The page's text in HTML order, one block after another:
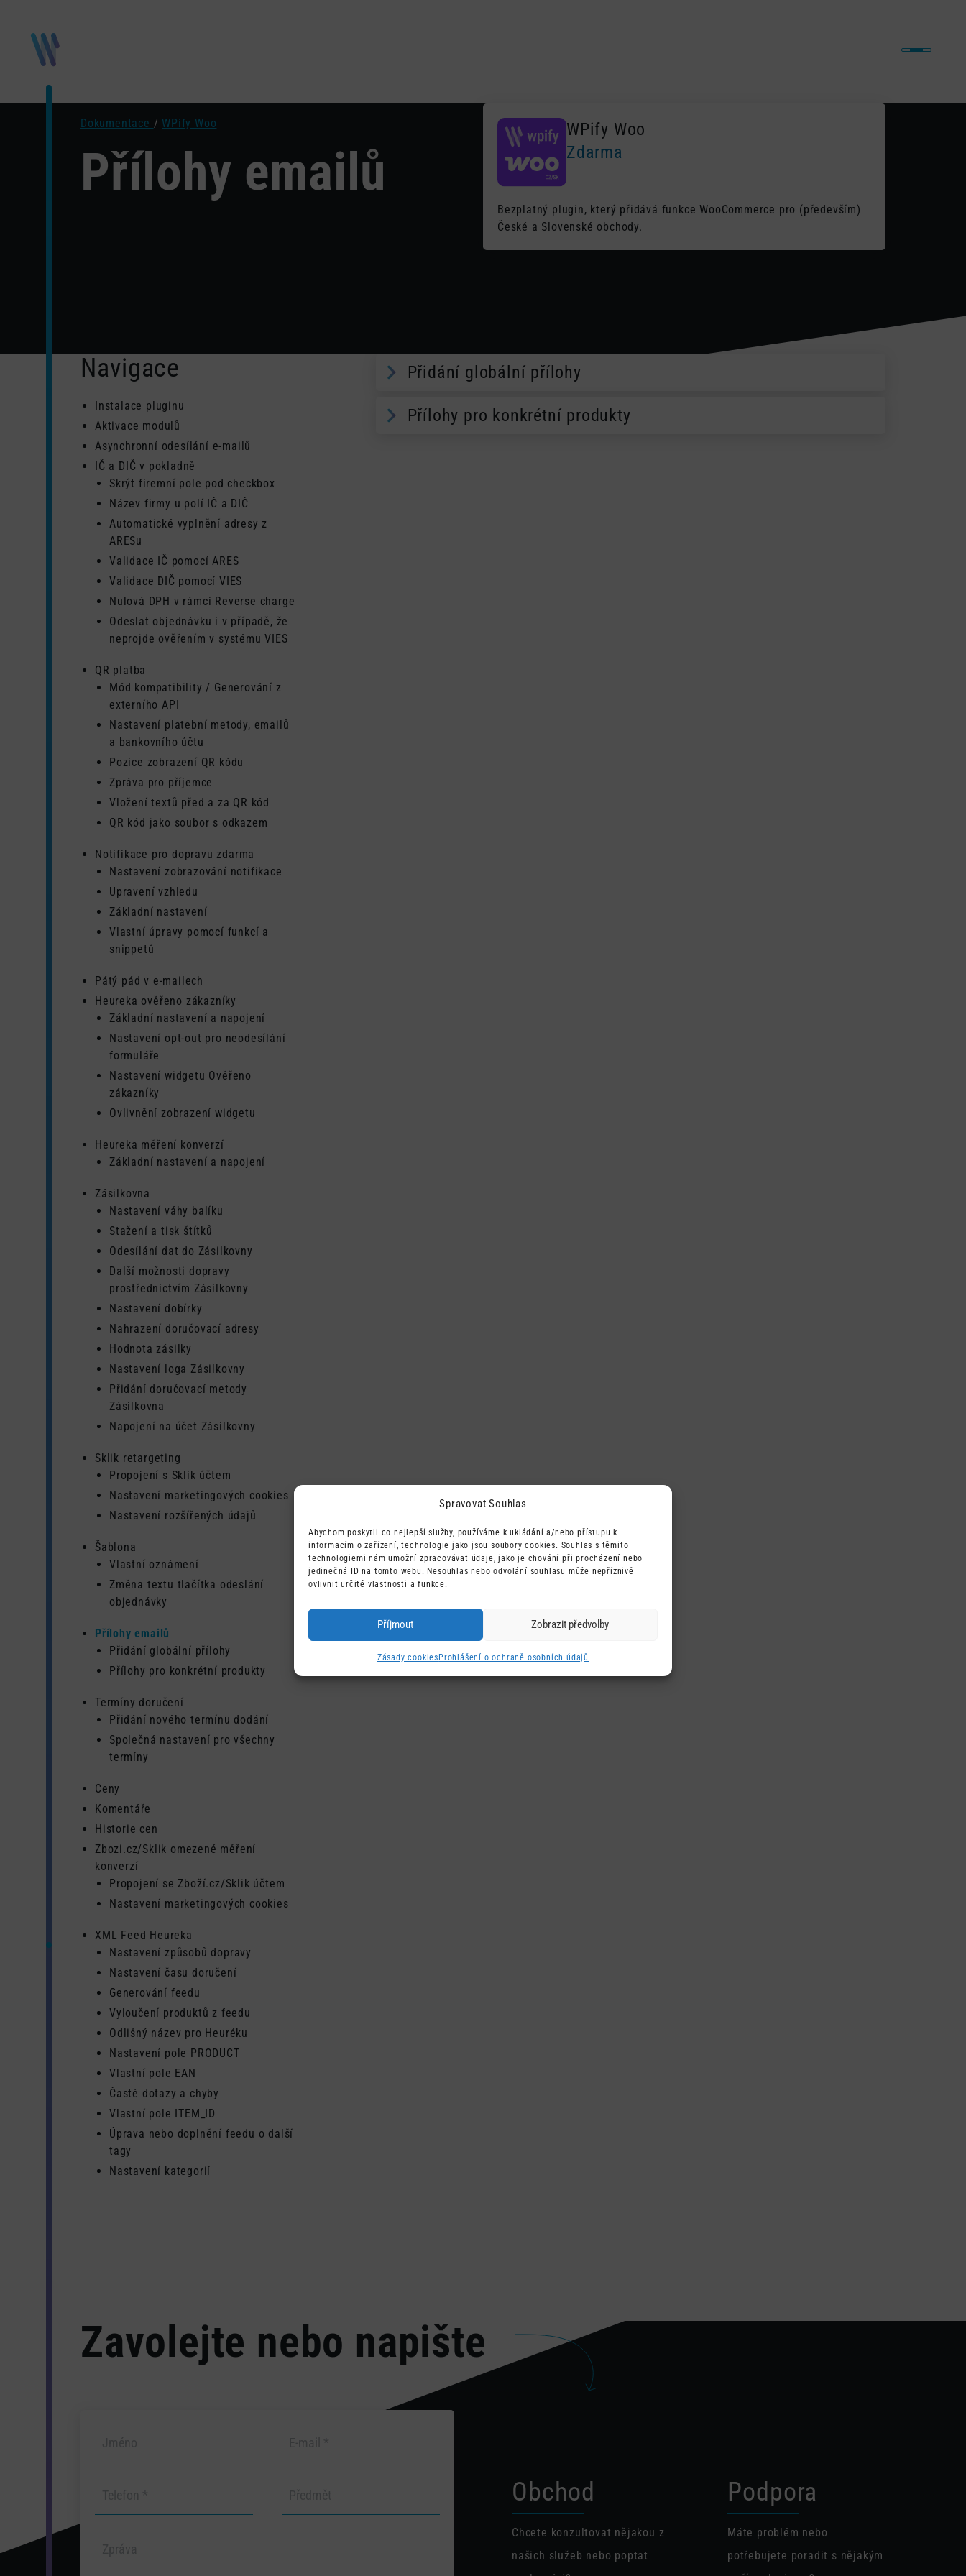
Spravovat Souhlas
Abychom poskytli co nejlepší služby, používáme k ukládání a/nebo přístupu k
informacím o zařízení, technologie jako jsou soubory cookies. Souhlas s těmito
technologiemi nám umožní zpracovávat údaje, jako je chování při procházení nebo
jedinečná ID na tomto webu. Nesouhlas nebo odvolání souhlasu může nepříznivě
ovlivnit určité vlastnosti a funkce.
Příjmout Zobrazit předvolby
Zásady cookiesProhlášení o ochraně osobních údajů
Dokumentace / WPify Woo
Přílohy emailů
WPify Woo
Zdarma
Bezplatný plugin, který přidává funkce WooCommerce pro (především)
České a Slovenské obchody.
Navigace
Instalace pluginu
Aktivace modulů
Asynchronní odesílání e-mailů
IČ a DIČ v pokladně
Skrýt firemní pole pod checkbox
Název firmy u polí IČ a DIČ
Automatické vyplnění adresy z
ARESu
Validace IČ pomocí ARES
Validace DIČ pomocí VIES
Nulová DPH v rámci Reverse charge
Odeslat objednávku i v případě, že
neprojde ověřením v systému VIES
QR platba
Mód kompatibility / Generování z
externího API
Nastavení platební metody, emailů
a bankovního účtu
Pozice zobrazení QR kódu
Zpráva pro příjemce
Vložení textů před a za QR kód
QR kód jako soubor s odkazem
Notifikace pro dopravu zdarma
Nastavení zobrazování notifikace
Upravení vzhledu
Základní nastavení
Vlastní úpravy pomocí funkcí a
snippetů
Pátý pád v e-mailech
Heureka ověřeno zákazníky
Základní nastavení a napojení
Nastavení opt-out pro neodesílání
formuláře
Nastavení widgetu Ověřeno
zákazníky
Ovlivnění zobrazení widgetu
Heureka měření konverzí
Základní nastavení a napojení
Zásilkovna
Nastavení váhy balíku
Stažení a tisk štítků
Odesílání dat do Zásilkovny
Další možnosti dopravy
prostřednictvím Zásilkovny
Nastavení dobírky
Nahrazení doručovací adresy
Hodnota zásilky
Nastavení loga Zásilkovny
Přidání doručovací metody
Zásilkovna
Napojení na účet Zásilkovny
Sklik retargeting
Propojení s Sklik účtem
Nastavení marketingových cookies
Nastavení rozšířených údajů
Šablona
Vlastní oznámení
Změna textu tlačítka odeslání
objednávky
Přílohy emailů
Přidání globální přílohy
Přílohy pro konkrétní produkty
Termíny doručení
Přidání nového termínu dodání
Společná nastavení pro všechny
termíny
Ceny
Komentáře
Historie cen
Zbozi.cz/Sklik omezené měření
konverzí
Propojení se Zboží.cz/Sklik účtem
Nastavení marketingových cookies
XML Feed Heureka
Nastavení způsobů dopravy
Nastavení času doručení
Generování feedu
Vyloučení produktů z feedu
Odlišný název pro Heuréku
Nastavení pole PRODUCT
Vlastní pole EAN
Časté dotazy a chyby
Vlastní pole ITEM_ID
Úprava nebo doplnění feedu o další
tagy
Nastavení kategorií
Přidání globální přílohy
Přílohy pro konkrétní produkty
Zavolejte nebo napište
Obchod
Chcete konzultovat nějakou z
našich služeb nebo poptat
Podpora
Máte problém nebo
potřebujete poradit s nějakým